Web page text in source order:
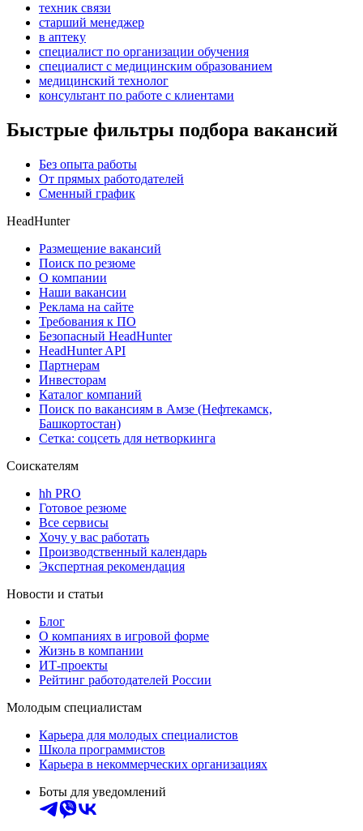
техник связи
старший менеджер
в аптеку
специалист по организации обучения
специалист с медицинским образованием
медицинский технолог
консультант по работе с клиентами
Быстрые фильтры подбора вакансий
Без опыта работы
От прямых работодателей
Сменный график
HeadHunter
Размещение вакансий
Поиск по резюме
О компании
Наши вакансии
Реклама на сайте
Требования к ПО
Безопасный HeadHunter
HeadHunter API
Партнерам
Инвесторам
Каталог компаний
Поиск по вакансиям в Амзе (Нефтекамск,
Башкортостан)
Сетка: соцсеть для нетворкинга
Соискателям
hh PRO
Готовое резюме
Все сервисы
Хочу у вас работать
Производственный календарь
Экспертная рекомендация
Новости и статьи
Блог
О компаниях в игровой форме
Жизнь в компании
ИТ-проекты
Рейтинг работодателей России
Молодым специалистам
Карьера для молодых специалистов
Школа программистов
Карьера в некоммерческих организациях
Боты для уведомлений